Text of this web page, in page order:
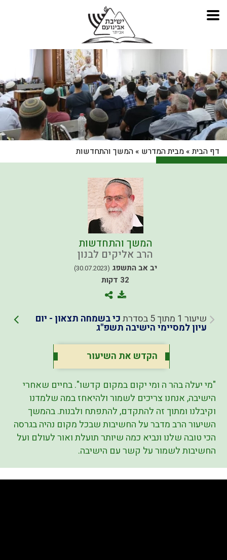
דף הבית» מבית המדרש » המשך והתחדשות
המשך והתחדשות
הרב אליקים לבנון
יב אב התשפג (30.07.2023)
32 דקות
שיעור 1 מתוך 5 בסדרת כי בשמחה תצאון - יום
עיון למסיימי הישיבה תשפ"ג
הקדש את השיעור
"מי יעלה בהר ה ומי יקום במקום קדשו". בחיים שאחרי
הישיבה, אנחנו צריכים לשמור ולהיאחז במה שלמדנו
וקיבלנו ומתוך זה להתקדם, להתפתח ולבנות. בהמשך
השיעור הרב מדבר על החשיבות שבכל מקום נהיה בגרסה
הכי טובה שלנו ונביא כמה שיותר תועלת ואור לעולם ועל
החשיבות לשמור על קשר עם הישיבה.